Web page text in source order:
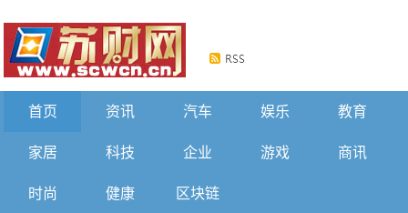
首页 资讯 汽车 娱乐 教育
家居 科技 企业 游戏 商讯
时尚 健康 区块链